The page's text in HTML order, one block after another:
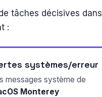
tâches décisives dans
:
systèmes/erreur
messages système de
Monterey